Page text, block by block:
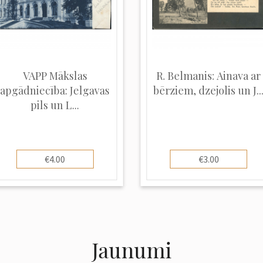
VAPP Mākslas
apgādniecība: Jelgavas
pils un L...
€4.00
R. Belmanis: Ainava ar
bērziem, dzejolis un
€3.00
Jaunumi